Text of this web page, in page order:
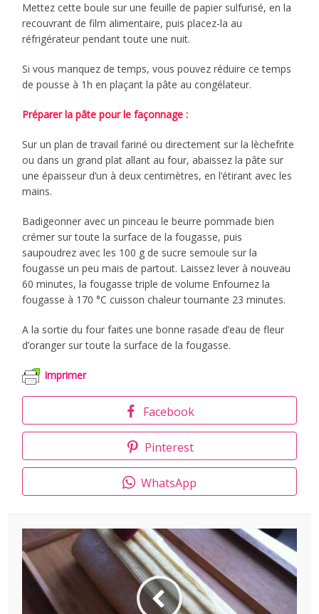
Mettez cette boule sur une feuille de papier sulfurisé, en la
recouvrant de film alimentaire, puis placez-la au
réfrigérateur pendant toute une nuit.
Si vous manquez de temps, vous pouvez réduire ce temps
de pousse à 1h en plaçant la pâte au congélateur.
Préparer la pâte pour le façonnage :
Sur un plan de travail fariné ou directement sur la lèchefrite
ou dans un grand plat allant au four, abaissez la pâte sur
une épaisseur d’un à deux centimètres, en l’étirant avec les
mains.
Badigeonner avec un pinceau le beurre pommade bien
crémer sur toute la surface de la fougasse, puis
saupoudrez avec les 100 g de sucre semoule sur la
fougasse un peu mais de partout. Laissez lever à nouveau
60 minutes, la fougasse triple de volume Enfournez la
fougasse à 170 °C cuisson chaleur tournante 23 minutes.
A la sortie du four faites une bonne rasade d’eau de fleur
d’oranger sur toute la surface de la fougasse.
Imprimer
Facebook
Pinterest
WhatsApp